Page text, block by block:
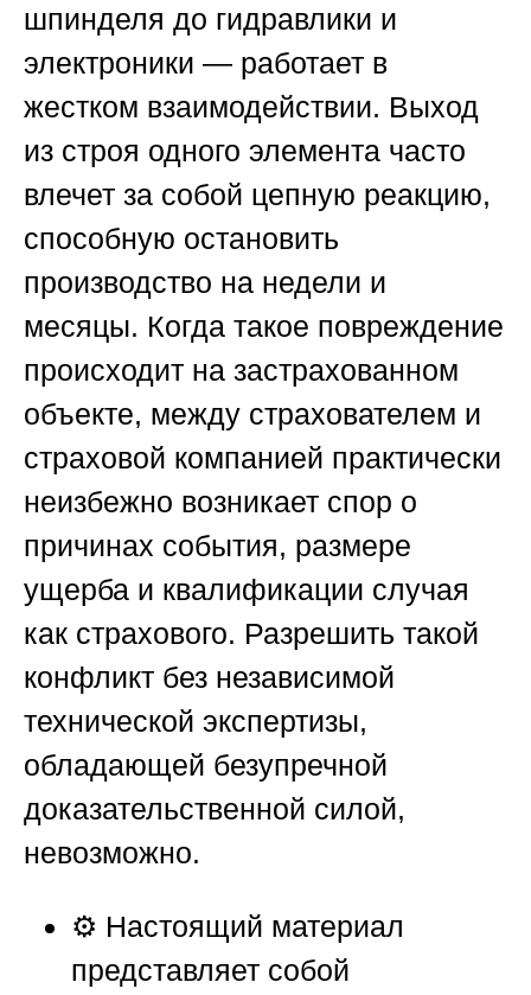
шпинделя до гидравлики и
электроники — работает в
жестком взаимодействии. Выход
из строя одного элемента часто
влечет за собой цепную реакцию,
способную остановить
производство на недели и
месяцы. Когда такое повреждение
происходит на застрахованном
объекте, между страхователем и
страховой компанией практически
неизбежно возникает спор о
причинах события, размере
ущерба и квалификации случая
как страхового. Разрешить такой
конфликт без независимой
технической экспертизы,
обладающей безупречной
доказательственной силой,
невозможно.
⚙️ Настоящий материал
представляет собой